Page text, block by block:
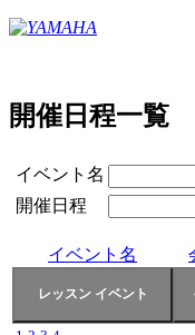
開催日程一覧
イベント名
開催日程
イベント名